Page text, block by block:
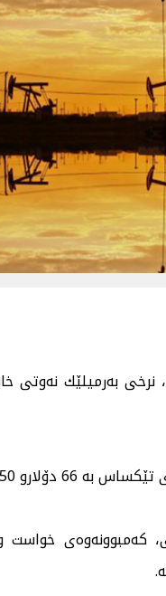
مامەڵەی پێوە دەكرێت.
كەمبوونەوەی خواست